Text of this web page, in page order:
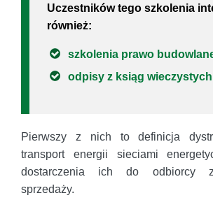
Uczestników tego szkolenia
również:
szkolenia prawo
odpisy z ksiąg wieczystych
Pierwszy z nich to definicja
transport energii sieciami
dostarczenia ich do odbiorcy z
sprzedaży.